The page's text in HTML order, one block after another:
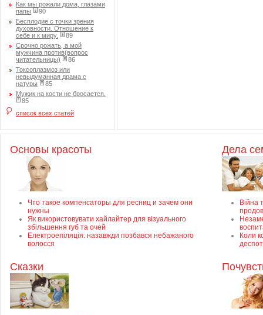
Как мы рожали дома, глазами
папы
90
Бесплодие с точки зрения
духовности. Отношение к
себе и к миру.
89
Срочно рожать, а мой
мужчина против(вопрос
читательницы)
86
Токсоплазмоз или
невыдуманная драма с
натуры
85
Мужик на кости не бросается.
85
список всех статей
Основы красоты
Что такое компенсаторы для ресниц и зачем они
нужны
Як використовувати хайлайтер для візуального
збільшення губ та очей
Електроепіляція: назавжди позбався небажаного
волосся
Дела
Війна
Коли
Сказки